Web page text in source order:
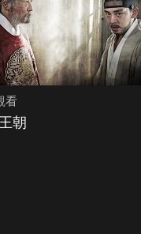
看
朝